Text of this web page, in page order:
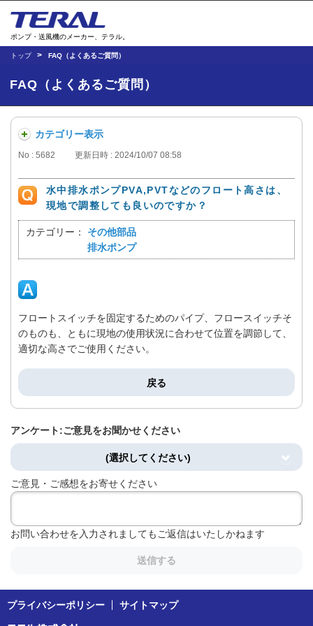
ポンプ・送風機のメーカー、テラル。
トップ FAQ（よくあるご質問）
FAQ（よくあるご質問）
カテゴリー表示
No : 5682 更新日時 : 2024/10/07 08:58
水中排水ポンプPVA,PVTなどのフロート高さは、
現地で調整しても良いのですか？
カテゴリー：
その他部品
排水ポンプ
フロートスイッチを固定するためのパイプ、フロースイッチそ
のものも、ともに現地の使用状況に合わせて位置を調節して、
適切な高さでご使用ください。
戻る
アンケート:ご意見をお聞かせください
(選択してください)
ご意見・ご感想をお寄せください
お問い合わせを入力されましてもご返信はいたしかねます
送信する
プライバシーポリシー サイトマップ